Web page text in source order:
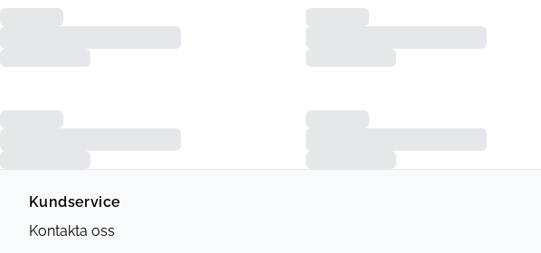
Kundservice
Kontakta oss